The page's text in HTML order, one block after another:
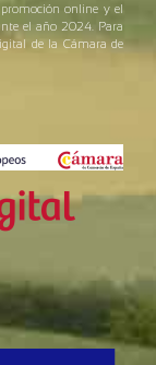
online y el
el año 2024. Para
de la Cámara de